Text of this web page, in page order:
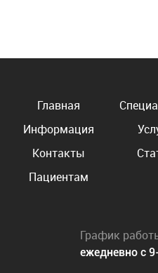
Главная
Информация
Контакты
Пациентам
График
ежедневно с